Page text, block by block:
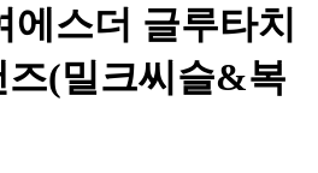
에스더 글루타치
즈(밀크씨슬&복